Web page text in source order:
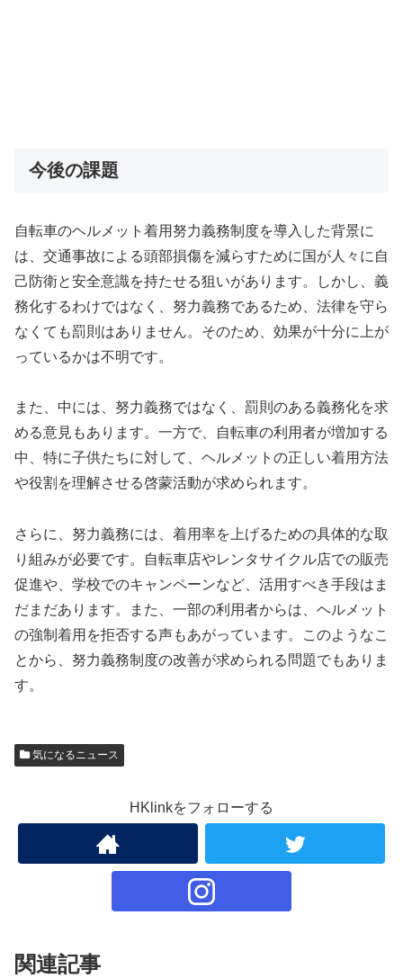
今後の課題
自転車のヘルメット着用努力義務制度を導入した背景に
は、交通事故による頭部損傷を減らすために国が人々に自
己防衛と安全意識を持たせる狙いがあります。しかし、義
務化するわけではなく、努力義務であるため、法律を守ら
なくても罰則はありません。そのため、効果が十分に上が
っているかは不明です。
また、中には、努力義務ではなく、罰則のある義務化を求
める意見もあります。一方で、自転車の利用者が増加する
中、特に子供たちに対して、ヘルメットの正しい着用方法
や役割を理解させる啓蒙活動が求められます。
さらに、努力義務には、着用率を上げるための具体的な取
り組みが必要です。自転車店やレンタサイクル店での販売
促進や、学校でのキャンペーンなど、活用すべき手段はま
だまだあります。また、一部の利用者からは、ヘルメット
の強制着用を拒否する声もあがっています。このようなこ
とから、努力義務制度の改善が求められる問題でもありま
す。
気になるニュース
HKlinkをフォローする
関連記事